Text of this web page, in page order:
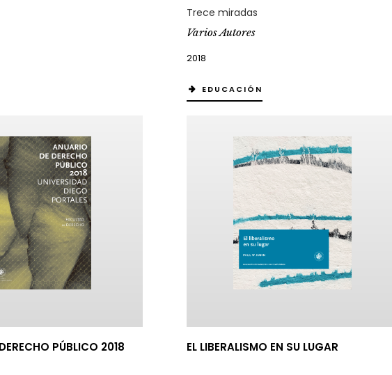
Trece miradas
Varios Autores
2018
EDUCACIÓN
PÚBLICO 2018 EL LIBERALISMO EN SU LUGAR